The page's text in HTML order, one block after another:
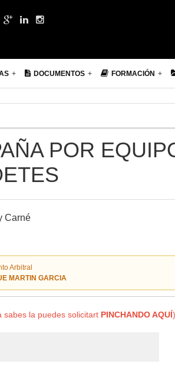
DOCUMENTOS FORMACIÓN
POR
Carné
Arbitral
MARTIN GARCIA
sabes la puedes solicitart PINCHANDO AQUÍ)